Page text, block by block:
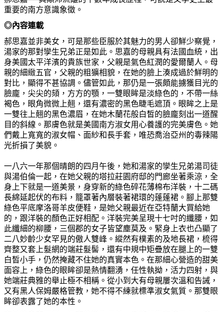
重要的南方意識象徵。
◎內容連載
郝思嘉並非美女，可是那些臣服於其魅力的男人卻鮮少察覺，
湯家的那對孿生兄弟正是如此。思嘉的母親具有法國血統，出
身美國太平洋濱的貴族世家，父親是氣色紅潤的愛爾蘭人。母
親的細緻五官，父親的粗獷相貌，在她的臉 上湊成過於鮮明的
對比，顯得不甚協調。儘管如此，那仍是一張頗能擄獲目光的
臉龐，尖尖的頦，方方的顎，一雙眼眸是淡綠色的，不帶一絲
褐色，眼角微微上翹，還有濃密的黑色睫毛遮頂。眼眸之上是
一雙往上翹的黑色濃眉，在她木蘭花般白皙的臉龐刻出一道醒
目的斜線。那膚色就是美國南方淑女用心養護的完美膚色。 她
們戴上寬寬的淑女帽、面紗和長手套，唯恐喬治亞州的毒辣陽
光折損了美貌。
一八六一年那個晴朗的四月午後， 她和湯家的孿生兄弟湯司徒
與湯伯倫一起，在她父親的塔拉莊園府邸的門廊坐著乘涼，全
身上下就是一道美景，身穿新的綠色碎花薄棉布洋裝，十二碼
長綿延起伏的布料，籠罩著內層裝著裙環的蓬蓬裙。 腳 上那雙
綠色平底摩洛哥羊皮便鞋，是她父親最近在亞特蘭大買給她
的，跟洋裝的顏色正好相配。洋裝完美呈現十七吋的纖腰，如
此纖細的柳腰，三個郡的女子皆望塵莫及。緊身上衣也凸顯了
二八妙齡少女罕見的傲人雙峰。縱然有樸素的及地長裙，梳得
齊整又套上髮網的端莊髮髻，還有中規中矩疊放在腿上的一雙
白皙小手，仍然掩藏不住她的真實本色。在那細心營造的甜美
面容上，綠色的眼眸卻是熱情翻湧，任性執拗，活力四射，與
她端莊典雅的舉止極不相稱。從小到大有母親屢次溫和告誡，
又有黑人保姆嚴格管教 ， 她不得不練就標準淑女氣質。那雙眼
眸卻表露了她的本性。